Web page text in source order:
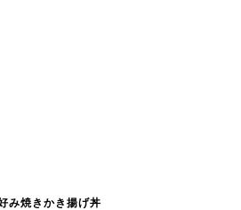
み焼きかき揚げ丼